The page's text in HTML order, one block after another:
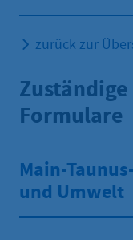
zurück zur
Formulare
Main-
und Umwelt